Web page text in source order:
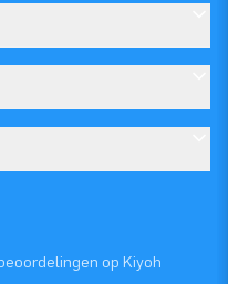
op Kiyoh